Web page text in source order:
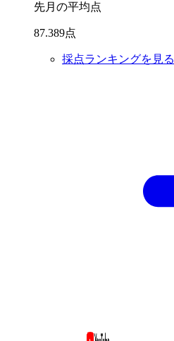
先月の平均点
87.389点
採点ランキングを見る